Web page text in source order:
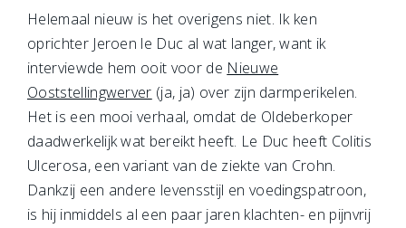
Helemaal nieuw is het overigens niet. Ik ken
oprichter Jeroen le Duc al wat langer, want ik
interviewde hem ooit voor de Nieuwe
Ooststellingwerver (ja, ja) over zijn darmperikelen.
Het is een mooi verhaal, omdat de Oldeberkoper
daadwerkelijk wat bereikt heeft. Le Duc heeft Colitis
Ulcerosa, een variant van de ziekte van Crohn.
Dankzij een andere levensstijl en voedingspatroon,
is hij inmiddels al een paar jaren klachten- en pijnvrij